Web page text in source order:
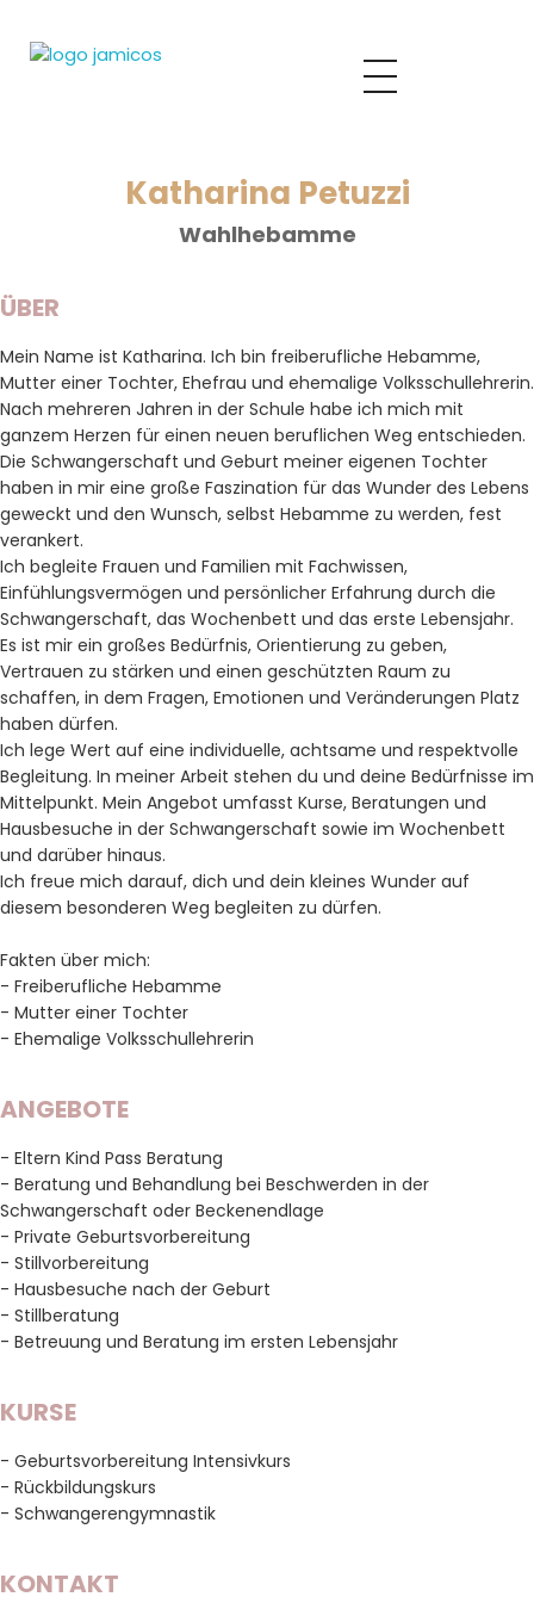
Katharina Petuzzi
Wahlhebamme
ÜBER
Mein Name ist Katharina. Ich bin freiberufliche Hebamme,
Mutter einer Tochter, Ehefrau und ehemalige Volksschullehrerin.
Nach mehreren Jahren in der Schule habe ich mich mit
ganzem Herzen für einen neuen beruflichen Weg entschieden.
Die Schwangerschaft und Geburt meiner eigenen Tochter
haben in mir eine große Faszination für das Wunder des Lebens
geweckt und den Wunsch, selbst Hebamme zu werden, fest
verankert.
Ich begleite Frauen und Familien mit Fachwissen,
Einfühlungsvermögen und persönlicher Erfahrung durch die
Schwangerschaft, das Wochenbett und das erste Lebensjahr.
Es ist mir ein großes Bedürfnis, Orientierung zu geben,
Vertrauen zu stärken und einen geschützten Raum zu
schaffen, in dem Fragen, Emotionen und Veränderungen Platz
haben dürfen.
Ich lege Wert auf eine individuelle, achtsame und respektvolle
Begleitung. In meiner Arbeit stehen du und deine Bedürfnisse im
Mittelpunkt. Mein Angebot umfasst Kurse, Beratungen und
Hausbesuche in der Schwangerschaft sowie im Wochenbett
und darüber hinaus.
Ich freue mich darauf, dich und dein kleines Wunder auf
diesem besonderen Weg begleiten zu dürfen.
Fakten über mich:
- Freiberufliche Hebamme
- Mutter einer Tochter
- Ehemalige Volksschullehrerin
ANGEBOTE
- Eltern Kind Pass Beratung
- Beratung und Behandlung bei Beschwerden in der
Schwangerschaft oder Beckenendlage
- Private Geburtsvorbereitung
- Stillvorbereitung
- Hausbesuche nach der Geburt
- Stillberatung
- Betreuung und Beratung im ersten Lebensjahr
KURSE
- Geburtsvorbereitung Intensivkurs
- Rückbildungskurs
- Schwangerengymnastik
KONTAKT